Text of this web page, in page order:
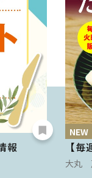
報
NEW
【
大丸